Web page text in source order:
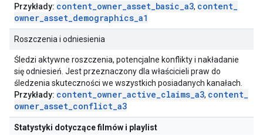
Przykłady: content_owner_asset_basic_a3, content_
owner_asset_demographics_a1
Roszczenia i odniesienia
Śledzi aktywne roszczenia, potencjalne konflikty i nakładanie
się odniesień. Jest przeznaczony dla właścicieli praw do
śledzenia skuteczności we wszystkich posiadanych kanałach.
Przykłady: content_owner_active_claims_a3, content_
owner_asset_conflict_a3
Statystyki dotyczące filmów i playlist